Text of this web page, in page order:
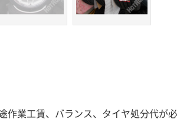
作業工賃、バランス、タイヤ処分代が必